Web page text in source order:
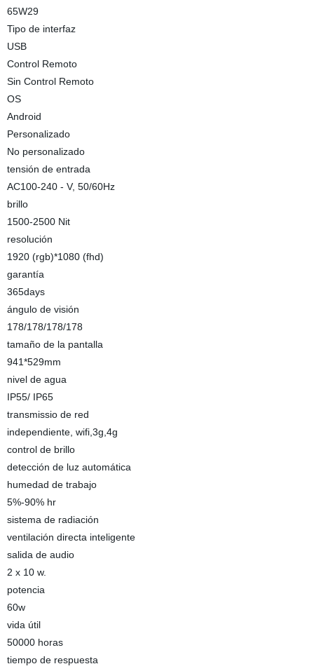
65W29
Tipo de interfaz
USB
Control Remoto
Sin Control Remoto
OS
Android
Personalizado
No personalizado
tensión de entrada
AC100-240 - V, 50/60Hz
brillo
1500-2500 Nit
resolución
1920 (rgb)*1080 (fhd)
garantía
365days
ángulo de visión
178/178/178/178
tamaño de la pantalla
941*529mm
nivel de agua
IP55/ IP65
transmissio de red
independiente, wifi,3g,4g
control de brillo
detección de luz automática
humedad de trabajo
5%-90% hr
sistema de radiación
ventilación directa inteligente
salida de audio
2 x 10 w.
potencia
60w
vida útil
50000 horas
tiempo de respuesta